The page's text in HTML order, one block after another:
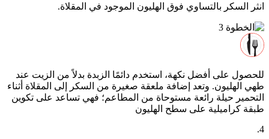
انثر السكر بالتساوي فوق الهليون الموجود في المقلاة.
للحصول على أفضل نكهة، استخدم دائمًا الزبدة بدلاً من الزيت عند
طهي الهليون. وتعد إضافة ملعقة صغيرة من السكر إلى المقلاة أثناء
التحمير حيلة رائعة مستوحاة من المطاعم؛ فهي تساعد على تكوين
طبقة كراميلية على سطح الهليون
4.